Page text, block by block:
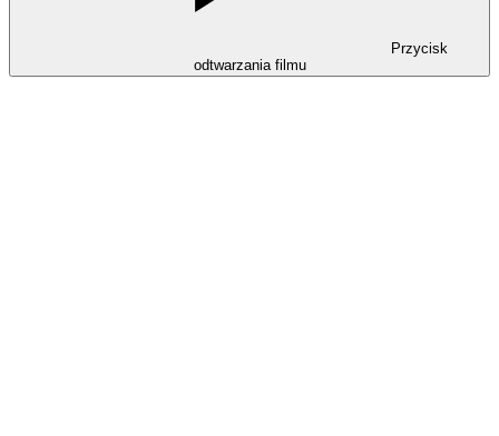
Przycisk
odtwarzania filmu